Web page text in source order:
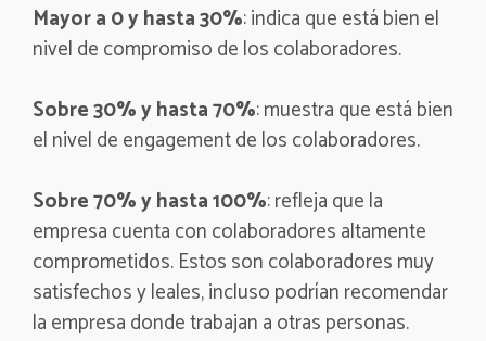
Mayor a 0 y hasta 30%: indica que está bien el
nivel de compromiso de los colaboradores.
Sobre 30% y hasta 70%: muestra que está bien
el nivel de engagement de los colaboradores.
Sobre 70% y hasta 100%: refleja que la
empresa cuenta con colaboradores altamente
comprometidos. Estos son colaboradores muy
satisfechos y leales, incluso podrían recomendar
la empresa donde trabajan a otras personas.